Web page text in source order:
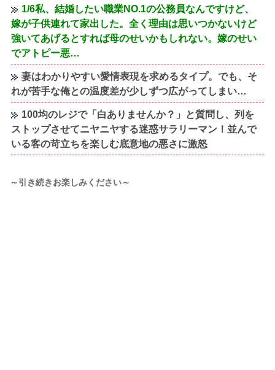
1/6私、結婚したい職業NO.1の公務員なんですけど、
嫁が子供連れて家出した。全く理由は思いつかないけど
強いてあげるとすれば母のせいかもしれない。嫁のせい
でアトピー悪…
妻はわかりやすい愛情表現を求めるタイプ。でも、そ
れが苦手な俺との温度差が少しずつ広がってしまい…
100均のレジで「白ありませんか？」と質問し、列を
ストップさせてニヤニヤする迷惑サラリーマン！並んで
いる客の苛立ちを楽しむ底意地の悪さに激怒
～引き続きお楽しみください～